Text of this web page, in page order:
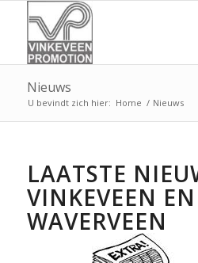
Nieuws
U bevindt zich hier: Home / Nieuws
LAATSTE
VINKEVEEN EN
WAVERVEEN